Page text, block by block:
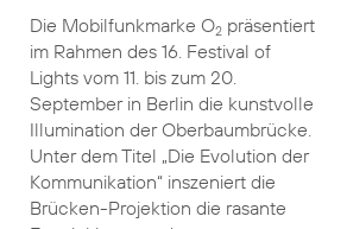
Die Mobilfunkmarke O2präsentiert
im Rahmen des 16. Festival of
Lights vom 11. bis zum 20.
September in Berlin die kunstvolle
Illumination der Oberbaumbrücke.
Unter dem Titel „Die Evolution der
Kommunikation“ inszeniert die
Brücken-Projektion die rasante